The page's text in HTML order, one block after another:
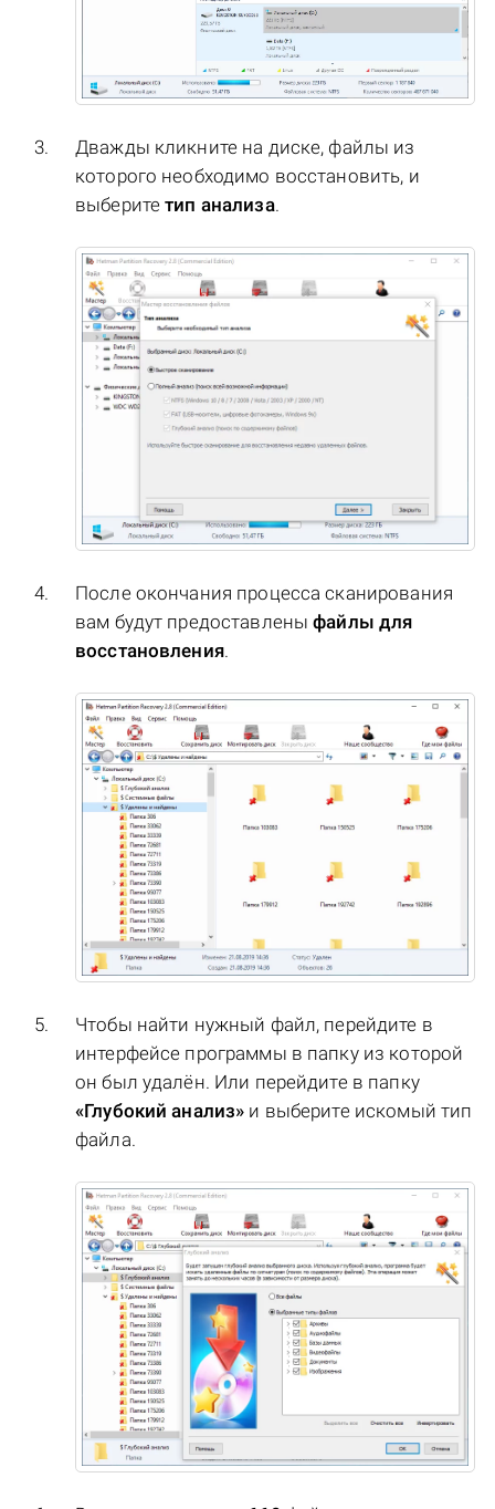
Дважды кликните на диске, файлы из
которого необходимо восстановить, и
выберитетип анализа.
После окончания процесса сканирования
вам будут предоставленыфайлы для
восстановления.
Чтобы найти нужный файл, перейдите в
интерфейсе программы в папку из которой
он был удалён. Или перейдите в папку
«Глубокий анализ» и выберите искомый тип
файла.